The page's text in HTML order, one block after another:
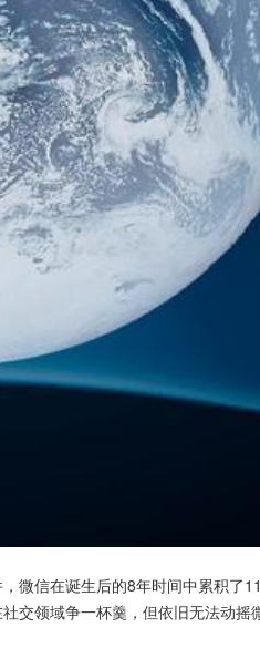
微信在诞生后的8年时间中累积了
交领域争一杯羹，但依旧无法动摇